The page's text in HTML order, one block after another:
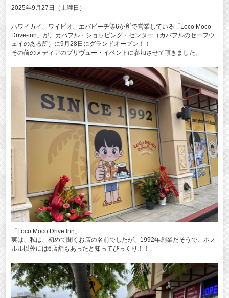
2025年9月27日（土曜日）
ハワイカイ、ワイピオ、エバビーチ等6か所で営業している「Loco Moco
Drive-inn」が、カパフル・ショッピング・センター（カパフルのセーフウ
ェイのある所）に9月28日にグランドオープン！！
その前のメディアのプリヴュー・イベントに参加させて頂きました。
「Loco Moco Drive Inn」
実は、私は、初めて聞くお店の名前でしたが、1992年創業だそうで、ホノ
ルル以外には6店舗もあったと知ってびっくり！！